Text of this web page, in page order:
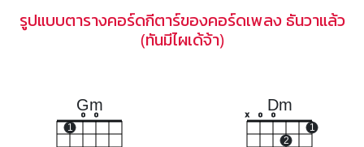
รูปแบบตารางคอร์ดกีตาร์ของคอร์ดเพลง ธันวาแล้ว
(ทันมีไผเด้จ้า)
Gm
1
o o
Dm
x o o
2
1